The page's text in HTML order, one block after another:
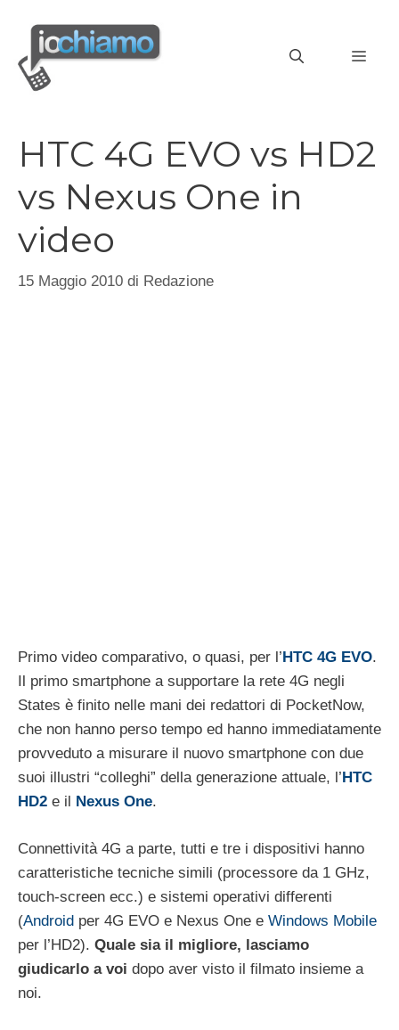
contenuto
HTC 4G EVO vs HD2
vs Nexus One in
video
15 Maggio 2010 di Redazione
Primo video comparativo, o quasi, per l’ HTC 4G EVO.
Il primo smartphone a supportare la rete 4G negli
States è finito nelle mani dei redattori di PocketNow,
che non hanno perso tempo ed hanno immediatamente
provveduto a misurare il nuovo smartphone con due
suoi illustri “colleghi” della generazione attuale, l’ HTC
HD2 e il Nexus One.
Connettività 4G a parte, tutti e tre i dispositivi hanno
caratteristiche tecniche simili (processore da 1 GHz,
touch-screen ecc.) e sistemi operativi differenti
(Android per 4G EVO e Nexus One e Windows Mobile
per l’HD2). Quale sia il migliore, lasciamo
giudicarlo a voi dopo aver visto il filmato insieme a
noi.